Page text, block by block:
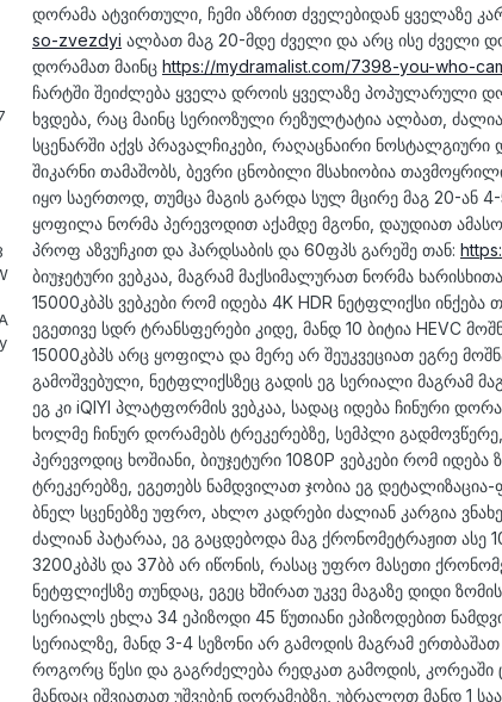
დორამა ატვირთული, ჩემი აზრით ძველებიდან ყველაზე
so-zvezdyi ალბათ მაგ 20-მდე ძველი და არც ისე ძველი
დორამათ მაინც https://mydramalist.com/7398-you-who-
ჩარტში შეიძლება ყველა დროის ყველაზე პოპულარული
ხვდება, რაც მაინც სერიოზული რეზულტატია ალბათ,
სცენარში აქვს პრავალჩიკები, რაღაცნაირი
შიკარნი თამაშობს, ბევრი ცნობილი მსახიობია
იყო საერთოდ, თუმცა მაგის გარდა სულ მცირე მაგ 20-ან
ყოფილა ნორმა პერევოდით აქამდე მგონი, დაუდიათ
პროფ აზვუჩკით და ჰარდსაბის და 60ფპს გარეშე თან:
ბიუჯეტური ვებკაა, მაგრამ მაქსიმალურათ ნორმა
15000კბპს ვებკები რომ იდება 4K HDR ნეტფლიქსი
ეგეთივე სდრ ტრანსფერები კიდე, მანდ 10 ბიტია HEVC
15000კბპს არც ყოფილა და მერე არ შეუკვეციათ ეგრე
გამოშვებული, ნეტფლიქსზეც გადის ეგ სერიალი მაგრამ
ეგ კი iQIYI პლატფორმის ვებკაა, სადაც იდება ჩინური
ხოლმე ჩინურ დორამებს ტრეკერებზე, სემპლი
პერევოდიც ხოშიანი, ბიუჯეტური 1080P ვებკები რომ
ტრეკერებზე, ეგეთებს ნამდვილათ ჯობია ეგ
ბნელ სცენებზე უფრო, ახლო კადრები ძალიან კარგია
ძალიან პატარაა, ეგ გაცდებოდა მაგ ქრონომეტრაჟით ასე
3200კბპს და 37ბბ არ იწონის, რასაც უფრო მასეთი
ნეტფლიქსზე თუნდაც, ეგეც ხშირათ უკვე მაგაზე დიდი
სერიალს ეხლა 34 ეპიზოდი 45 წუთიანი ეპიზოდებით
სერიალზე, მანდ 3-4 სეზონი არ გამოდის მაგრამ
როგორც წესი და გაგრძელება რედკათ გამოდის, კორეაში
მანდაც იშვიათათ უშვებენ დორამებზე, უბრალოთ მანდ 1